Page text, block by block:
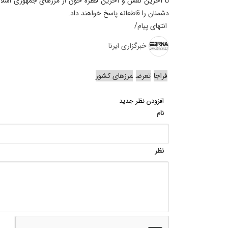
دشمنان را قاطعانه پاسخ خواهند داد.
انتهای پیام/
خبرگزاری ایرنا
فراجا تعرض مرزهای کشور
افزودن نظر جدید
نام
نظر